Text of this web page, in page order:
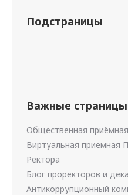
Подстраницы
Важные страницы
Общественная приёмная
Виртуальная приемная
Ректора
Блог проректоров и
Антикоррупционный